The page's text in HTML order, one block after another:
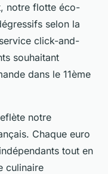
notre flotte éco-
selon la
click-and-
souhaitant
dans le 11ème
notre
Chaque euro
tout en
culinaire